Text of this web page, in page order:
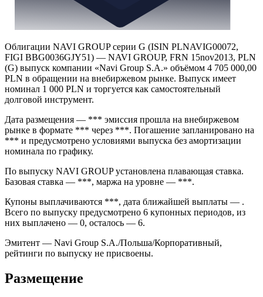
Облигации NAVI GROUP серии G (ISIN PLNAVIG00072,
FIGI BBG0036GJY51) — NAVI GROUP, FRN 15nov2013, PLN
(G) выпуск компании «Navi Group S.A.» объёмом 4 705 000,00
PLN в обращении на внебиржевом рынке. Выпуск имеет
номинал 1 000 PLN и торгуется как самостоятельный
долговой инструмент.
Дата размещения — *** эмиссия прошла на внебиржевом
рынке в формате *** через ***. Погашение запланировано на
*** и предусмотрено условиями выпуска без амортизации
номинала по графику.
По выпуску NAVI GROUP установлена плавающая ставка.
Базовая ставка — ***, маржа на уровне — ***.
Купоны выплачиваются ***, дата ближайшей выплаты — .
Всего по выпуску предусмотрено 6 купонных периодов, из
них выплачено — 0, осталось — 6.
Эмитент — Navi Group S.A./Польша/Корпоративный,
рейтинги по выпуску не присвоены.
Размещение